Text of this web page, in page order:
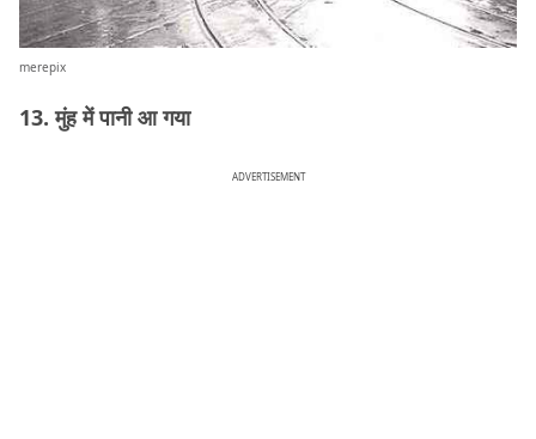
merepix
13. मुंह में पानी आ गया
ADVERTISEMENT